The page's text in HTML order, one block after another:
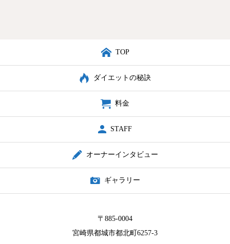
TOP
ダイエットの秘訣
料金
STAFF
オーナーインタビュー
ギャラリー
〒885-0004
宮崎県都城市都北町6257-3